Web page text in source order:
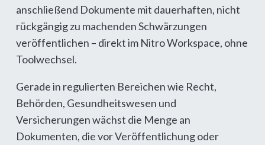
anschließend Dokumente mit dauerhaften, nicht
rückgängig zu machenden Schwärzungen
veröffentlichen – direkt im Nitro Workspace, ohne
Toolwechsel.
Gerade in regulierten Bereichen wie Recht,
Behörden, Gesundheitswesen und
Versicherungen wächst die Menge an
Dokumenten, die vor Veröffentlichung oder